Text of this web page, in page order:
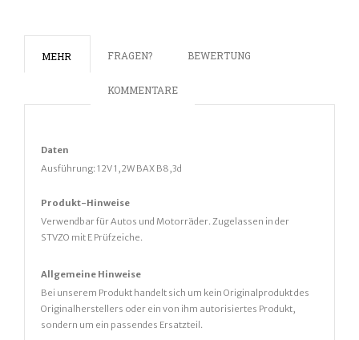
MEHR FRAGEN? BEWERTUNG
KOMMENTARE
Daten
Ausführung: 12V 1,2W BAX B8,3d
Produkt-Hinweise
Verwendbar für Autos und Motorräder. Zugelassen in der
STVZO mit E Prüfzeiche.
Allgemeine Hinweise
Bei unserem Produkt handelt sich um kein Originalprodukt des
Originalherstellers oder ein von ihm autorisiertes Produkt,
sondern um ein passendes Ersatzteil.